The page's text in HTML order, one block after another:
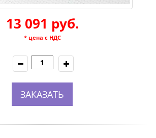
13 091 руб.
* цена с НДС
ЗАКАЗАТЬ